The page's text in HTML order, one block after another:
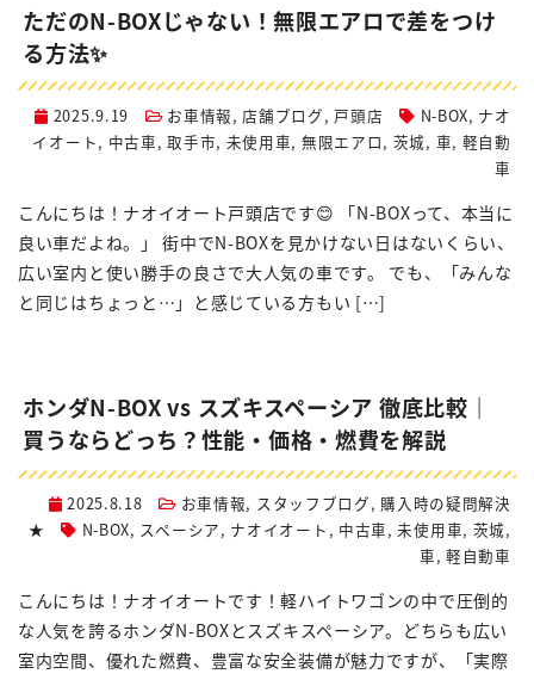
ただのN-BOXじゃない！無限エアロで差をつけ
る方法✨
2025.9.19 お車情報, 店舗ブログ, 戸頭店 N-BOX, ナオ
イオート, 中古車,取手市, 未使用車, 無限エアロ, 茨城, 車, 軽自動
車
こんにちは！ナオイオート戸頭店です😊 「N-BOXって、本当に
良い車だよね。」 街中でN-BOXを見かけない日はないくらい、
広い室内と使い勝手の良さで大人気の車です。 でも、「みんな
と同じはちょっと…」と感じている方もい […]
ホンダN-BOX vs スズキスペーシア 徹底比較｜
買うならどっち？性能・価格・燃費を解説
2025.8.18 お車情報, スタッフブログ, 購入時の疑問解決
★
N-BOX, スペーシア, ナオイオート , 中古車,未使用車, 茨城,
車, 軽自動車
こんにちは！ナオイオートです！軽ハイトワゴンの中で圧倒的
な人気を誇るホンダN-BOXとスズキスペーシア。どちらも広い
室内空間、優れた燃費、豊富な安全装備が魅力ですが、「実際